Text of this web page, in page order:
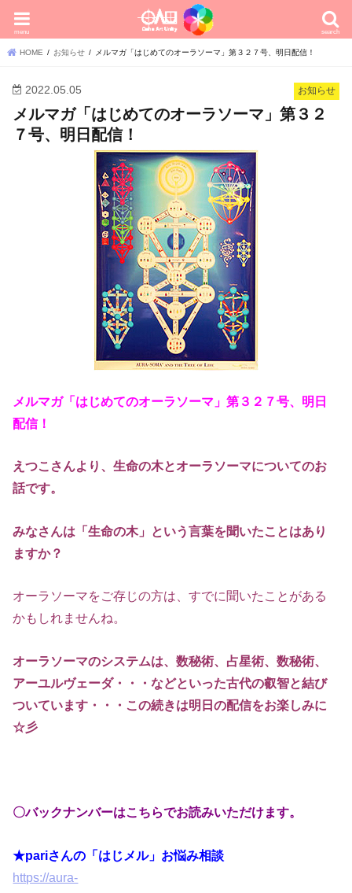
search
menu
HOME お知らせ メルマガ「はじめてのオーラソーマ」第３２７号、明日配信！
お知らせ
2022.05.05
メルマガ「はじめてのオーラソーマ」第３２
７号、明日配信！
メルマガ「はじめてのオーラソーマ」第３２７号、明日
配信！
えつこさんより、生命の木とオーラソーマについてのお
話です。
みなさんは 「生命の木」という言葉を聞いたことはあり
ますか？
オーラソーマをご存じの方は、すでに聞いたことがある
かもしれませんね。
オーラソーマのシステムは、数秘術、占星術、数秘術、
アーユルヴェーダ・・・などといった古代の叡智と結び
ついています ・・・この続きは明日の配信をお楽しみに
☆彡
〇バックナンバーはこちらでお読みいただけます。
★pariさんの「はじメル」お悩み相談
https://aura-